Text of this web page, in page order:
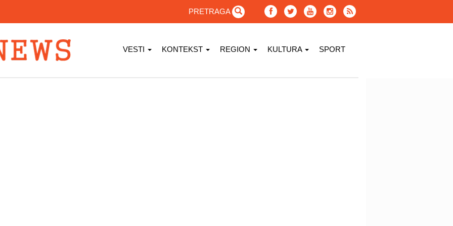
PRETRAGA
VESTI KONTEKST REGION KULTURA SPORT